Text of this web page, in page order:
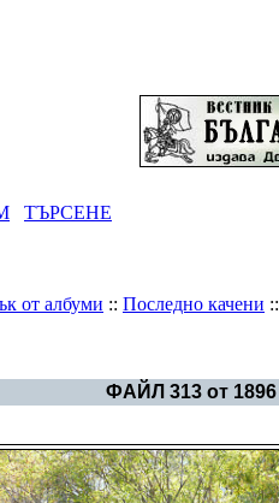
ТЪРСЕНЕ
от албуми :: Последно качени ::
ФАЙЛ 313 от 1896